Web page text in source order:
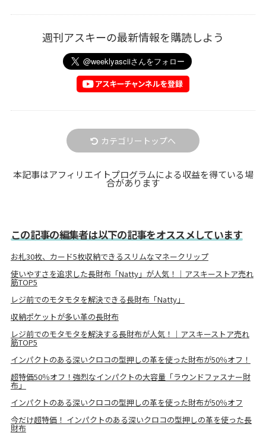
週刊アスキーの最新情報を購読しよう
カテゴリートップへ
本記事はアフィリエイトプログラムによる収益を得ている場
合があります
この記事の編集者は以下の記事をオススメしています
お札30枚、カード5枚収納できるスリムなマネークリップ
使いやすさを追求した長財布「Natty」が人気！｜アスキーストア売れ
筋TOP5
レジ前でのモタモタを解決できる長財布「Natty」
収納ポケットが多い革の長財布
レジ前でのモタモタを解決する長財布が人気！｜アスキーストア売れ
筋TOP5
インパクトのある深いクロコの型押しの革を使った財布が50％オフ！
超特価50％オフ！強烈なインパクトの大容量「ラウンドファスナー財
布」
インパクトのある深いクロコの型押しの革を使った財布が50％オフ
今だけ超特価！ インパクトのある深いクロコの型押しの革を使った長
財布